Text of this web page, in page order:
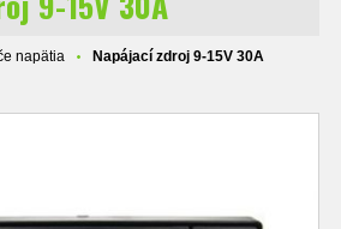
napätia Napájací zdroj 9-15V 30A